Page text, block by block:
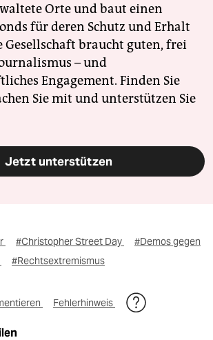
Orte und baut einen
für deren Schutz und Erhalt
Gesellschaft braucht guten, frei
– und
Engagement. Finden Sie
Sie mit und unterstützen Sie
Jetzt unterstützen
#Christopher Street Day
#Demos gegen
#Rechtsextremismus
Fehlerhinweis